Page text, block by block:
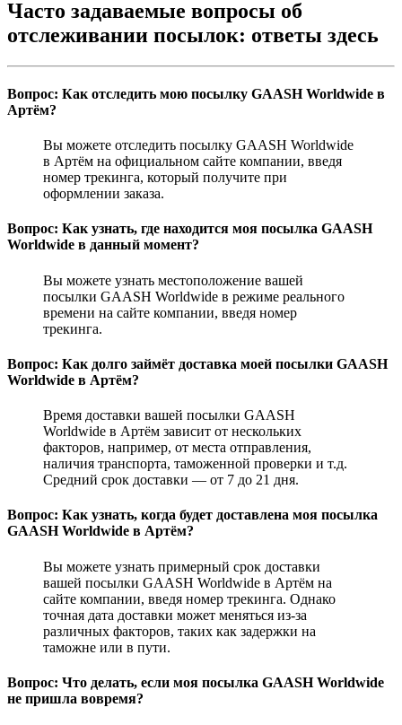
Часто задаваемые вопросы об
отслеживании посылок: ответы здесь
Вопрос: Как отследить мою посылку GAASH Worldwide в
Артём?
Вы можете отследить посылку GAASH Worldwide
в Артём на официальном сайте компании, введя
номер трекинга, который получите при
оформлении заказа.
Вопрос: Как узнать, где находится моя посылка GAASH
Worldwide в данный момент?
Вы можете узнать местоположение вашей
посылки GAASH Worldwide в режиме реального
времени на сайте компании, введя номер
трекинга.
Вопрос: Как долго займёт доставка моей посылки GAASH
Worldwide в Артём?
Время доставки вашей посылки GAASH
Worldwide в Артём зависит от нескольких
факторов, например, от места отправления,
наличия транспорта, таможенной проверки и т.д.
Средний срок доставки — от 7 до 21 дня.
Вопрос: Как узнать, когда будет доставлена моя посылка
GAASH Worldwide в Артём?
Вы можете узнать примерный срок доставки
вашей посылки GAASH Worldwide в Артём на
сайте компании, введя номер трекинга. Однако
точная дата доставки может меняться из-за
различных факторов, таких как задержки на
таможне или в пути.
Вопрос: Что делать, если моя посылка GAASH Worldwide
не пришла вовремя?